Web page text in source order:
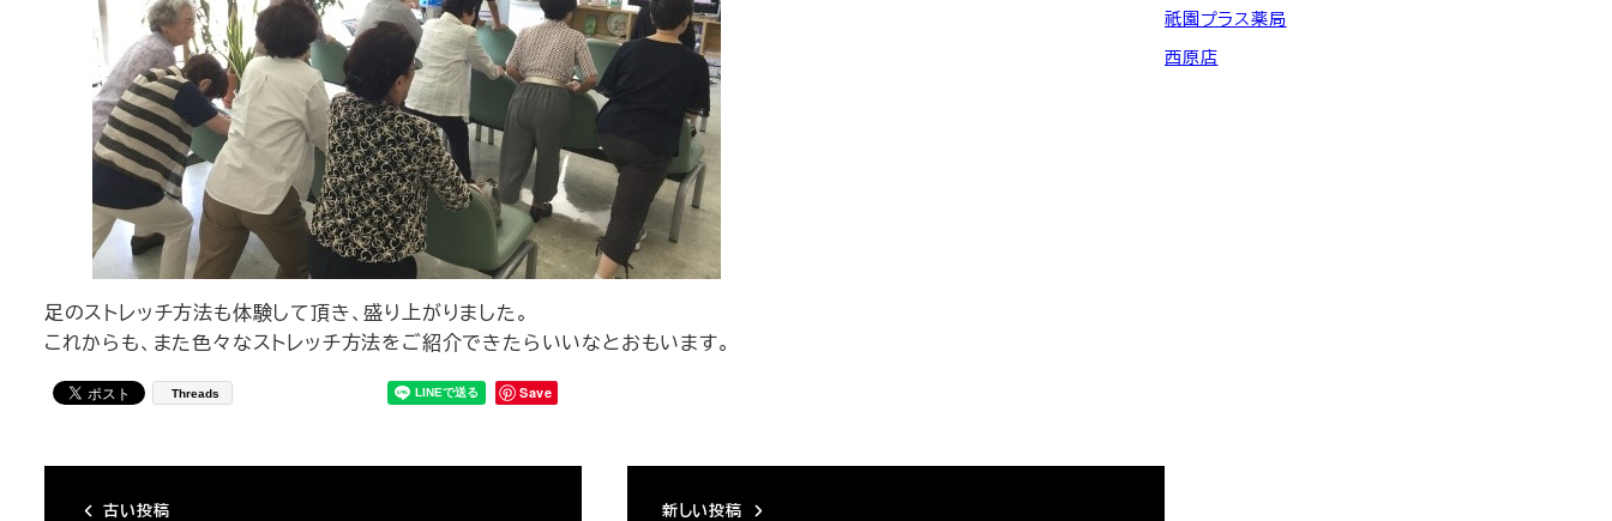
足のストレッチ方法も体験して頂き、盛り上がりました。
これからも、また色々なストレッチ方法をご紹介できたらいいなとおもいます。
Threads Save
古い投稿 新しい投稿
祇園プラス薬局
西原店